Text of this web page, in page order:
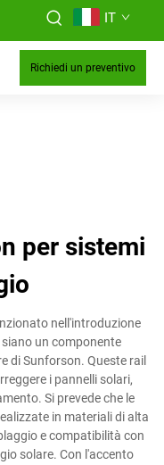
IT
Richiedi un preventivo
per sistemi
nell'introduzione
un componente
di Sunforson. Queste rail
i pannelli solari,
Si prevede che le
in materiali di alta
e compatibilità con
solare. Con l'accento